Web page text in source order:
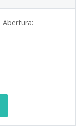
Abertura: